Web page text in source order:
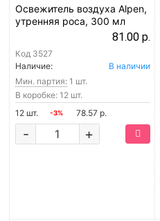
Освежитель воздуха Alpen,
утренняя роса, 300 мл
81.00 р.
Код 3527
Наличие:
В наличии
Мин. партия: 1 шт.
В коробке: 12 шт.
12 шт.
-3% 78.57 р.
+
-